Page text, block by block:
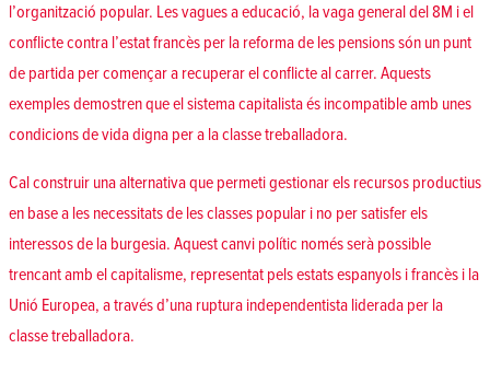
l’organització popular. Les vagues a educació, la vaga general del 8M i el
conflicte contra l’estat francès per la reforma de les pensions són un punt
de partida per començar a recuperar el conflicte al carrer. Aquests
exemples demostren que el sistema capitalista és incompatible amb unes
condicions de vida digna per a la classe treballadora.
Cal construir una alternativa que permeti gestionar els recursos productius
en base a les necessitats de les classes popular i no per satisfer els
interessos de la burgesia. Aquest canvi polític només serà possible
trencant amb el capitalisme, representat pels estats espanyols i francès i la
Unió Europea, a través d’una ruptura independentista liderada per la
classe treballadora.